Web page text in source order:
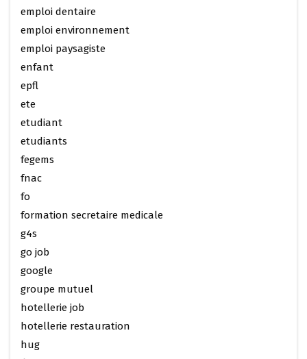
emploi dentaire
emploi environnement
emploi paysagiste
enfant
epfl
ete
etudiant
etudiants
fegems
fnac
fo
formation secretaire medicale
g4s
go job
google
groupe mutuel
hotellerie job
hotellerie restauration
hug